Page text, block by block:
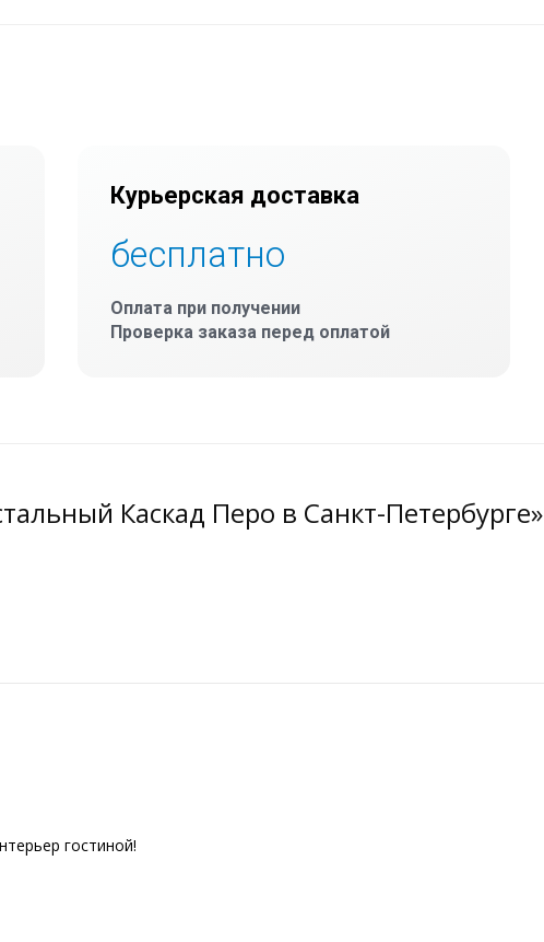
Курьерская доставка
бесплатно
Оплата при получении
Проверка заказа перед оплатой
Каскад Перо в Санкт-Петербурге»
гостиной!